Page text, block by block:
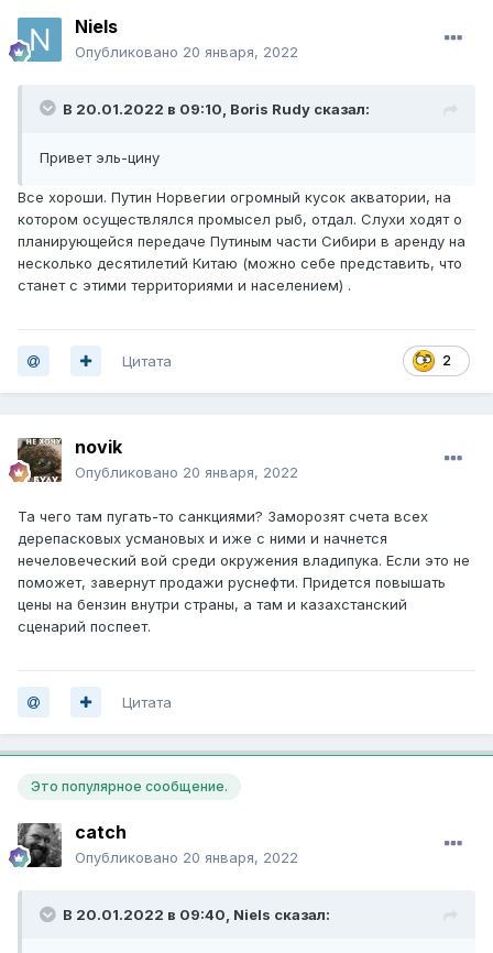
Niels
Опубликовано 20 января, 2022
В 20.01.2022 в 09:10, Boris Rudy сказал:
Привет эль-цину
Все хороши. Путин Норвегии огромный кусок акватории, на
котором осуществлялся промысел рыб, отдал. Слухи ходят о
планирующейся передаче Путиным части Сибири в аренду на
несколько десятилетий Китаю (можно себе представить, что
станет с этими территориями и населением) .
2
Цитата
novik
Опубликовано 20 января, 2022
Та чего там пугать-то санкциями? Заморозят счета всех
дерепасковых усмановых и иже с ними и начнется
нечеловеческий вой среди окружения владипука. Если это не
поможет, завернут продажи руснефти. Придется повышать
цены на бензин внутри страны, а там и казахстанский
сценарий поспеет.
Цитата
Это популярное сообщение.
catch
Опубликовано 20 января, 2022
В 20.01.2022 в 09:40, Niels сказал: